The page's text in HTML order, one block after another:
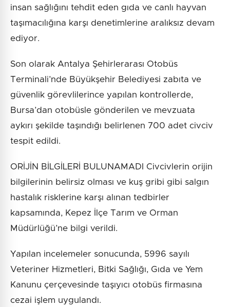
insan sağlığını tehdit eden gıda ve canlı hayvan
taşımacılığına karşı denetimlerine aralıksız devam
ediyor.
Son olarak Antalya Şehirlerarası Otobüs
Terminali’nde Büyükşehir Belediyesi zabıta ve
güvenlik görevlilerince yapılan kontrollerde,
Bursa’dan otobüsle gönderilen ve mevzuata
aykırı şekilde taşındığı belirlenen 700 adet civciv
tespit edildi.
ORİJİN BİLGİLERİ BULUNAMADI Civcivlerin orijin
bilgilerinin belirsiz olması ve kuş gribi gibi salgın
hastalık risklerine karşı alınan tedbirler
kapsamında, Kepez İlçe Tarım ve Orman
Müdürlüğü’ne bilgi verildi.
Yapılan incelemeler sonucunda, 5996 sayılı
Veteriner Hizmetleri, Bitki Sağlığı, Gıda ve Yem
Kanunu çerçevesinde taşıyıcı otobüs firmasına
cezai işlem uygulandı.